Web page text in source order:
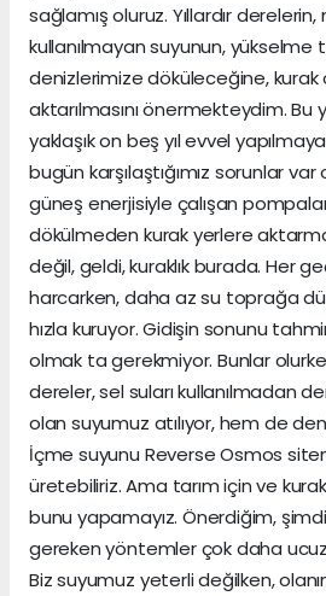
sağlamış oluruz. Yıllardır derelerin,
kullanılmayan suyunun,
denizlerimize döküleceğine, kurak
aktarılmasını önermekteydim. Bu
yaklaşık on beş yıl evvel
bugün karşılaştığımız sorunlar
güneş enerjisiyle çalışan
dökülmeden kurak yerlere
değil, geldi, kuraklık burada. Her
harcarken, daha az su toprağa
hızla kuruyor. Gidişin sonunu
olmak ta gerekmiyor. Bunlar
dereler, sel suları kullanılmadan
olan suyumuz atılıyor, hem de
İçme suyunu Reverse Osmos
üretebiliriz. Ama tarım için ve
bunu yapamayız. Önerdiğim,
gereken yöntemler çok daha ucuz
Biz suyumuz yeterli değilken,